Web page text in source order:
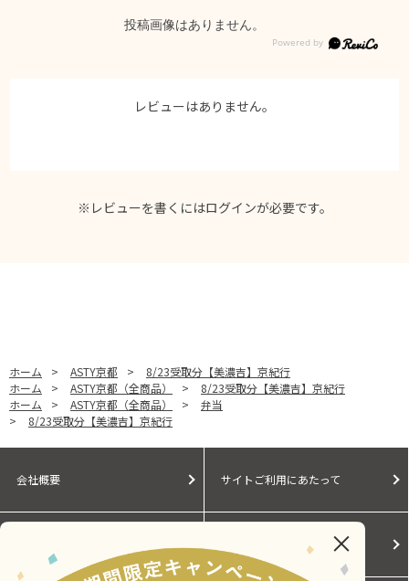
投稿画像はありません。
レビューはありません。
※レビューを書くにはログインが必要です。
ホーム > ASTY京都 >
8/23受取分【美濃吉】京紀行
ホーム
> ASTY京都（全商品） >
8/23受取分【美濃吉】京紀行
ホーム
> ASTY京都（全商品） >
弁当
>
8/23受取分【美濃吉】京紀行
会社概要 サイトご利用にあたって